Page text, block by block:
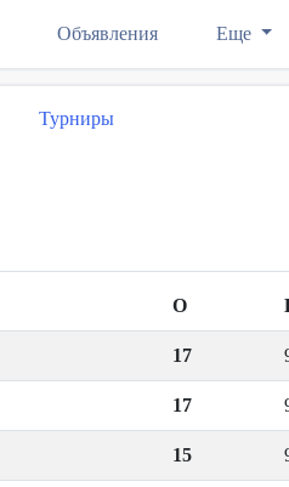
Объявления Еще
Турниры
О
17
17
15